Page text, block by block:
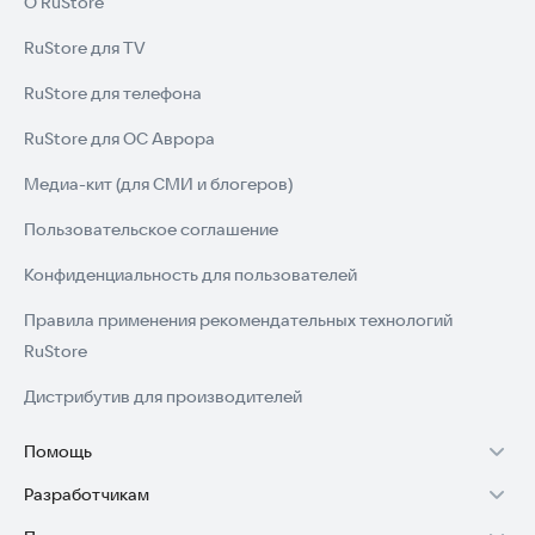
RuStore для TV
RuStore для телефона
RuStore для ОС Аврора
Медиа-кит (для СМИ и блогеров)
Пользовательское соглашение
Конфиденциальность для пользователей
Правила применения рекомендательных технологий
RuStore
Дистрибутив для производителей
Помощь
Установка RuStore на TV
Разработчикам